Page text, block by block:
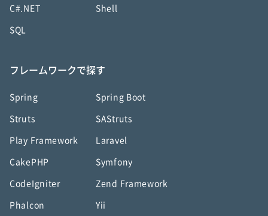
C#.NET Shell
SQL
フレームワークで探す
Spring Spring Boot
Struts SAStruts
Play Framework Laravel
CakePHP Symfony
CodeIgniter Zend Framework
Phalcon Yii